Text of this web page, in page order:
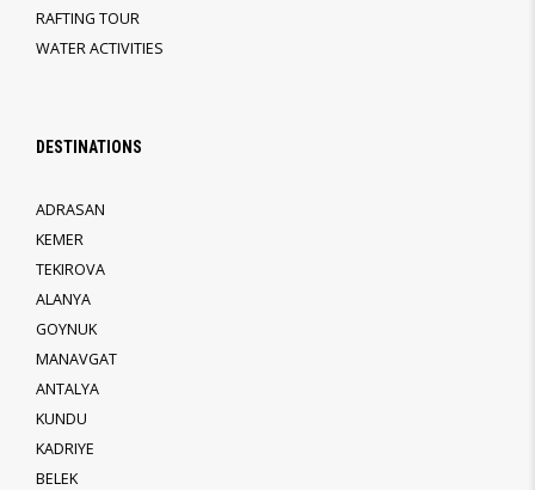
RAFTING TOUR
WATER ACTIVITIES
DESTINATIONS
ADRASAN
KEMER
TEKIROVA
ALANYA
GOYNUK
MANAVGAT
ANTALYA
KUNDU
KADRIYE
BELEK